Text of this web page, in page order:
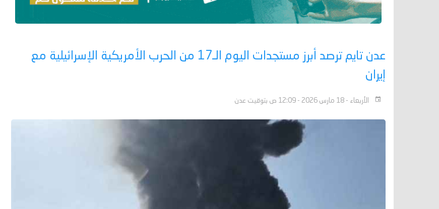
عدن تايم ترصد أبرز مستجدات اليوم الـ17 من الحرب الأمريكية الإسرائيلية مع
إيران
الأربعاء - 18 مارس 2026 - 12:09 ص بتوقيت عدن